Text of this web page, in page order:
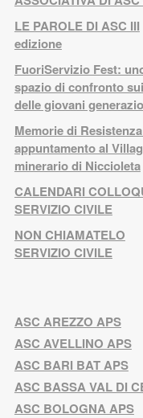
ASC AREZZO APS
ASC AVELLINO APS
ASC BARI BAT APS
ASC BASSA VAL DI
ASC BOLOGNA APS
LE PAROLE DI ASC III
edizione
FuoriServizio Fest:
spazio di confronto
delle giovani
Memorie di
appuntamento al
minerario di Niccioleta
CALENDARI
SERVIZIO CIVILE
NON CHIAMATELO
SERVIZIO CIVILE